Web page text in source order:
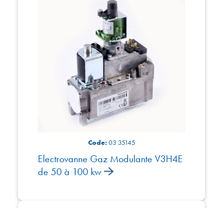
Code:03 35145
Electrovanne Gaz Modulante V3H4E
de 50 à 100 kw